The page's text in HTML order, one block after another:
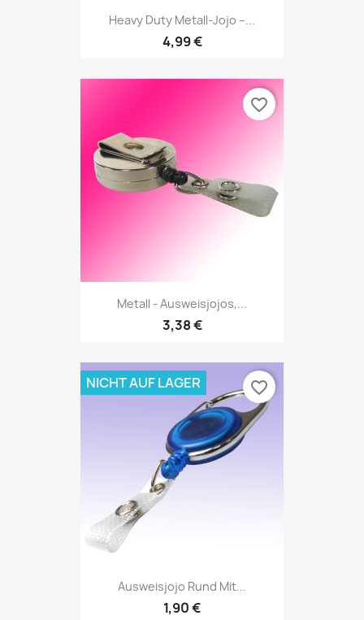
Heavy Duty Metall-Jojo –...
4,99 €
Metall - Ausweisjojos,...
3,38 €
favorite_border
Ausweisjojo Rund Mit...
1,90 €
NICHT AUF LAGER favorite_border